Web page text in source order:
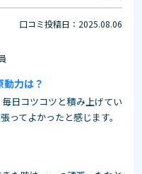
口コミ投稿日：2025.08.06
力は？
日コツコツと積み上げてい
ってよかったと感じます。